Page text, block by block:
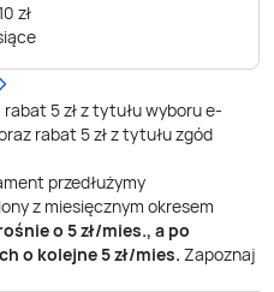
zł
5 zł z tytułu wyboru e-
rabat 5 zł z tytułu zgód
przedłużymy
z miesięcznym okresem
o 5zł/mies., a po
o kolejne5zł/mies. Zapoznaj